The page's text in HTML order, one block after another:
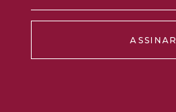
ASSINAR